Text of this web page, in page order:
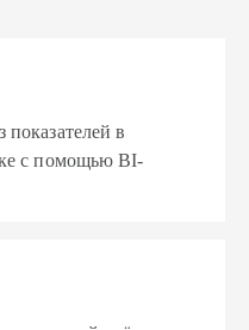
в
с помощью BI-